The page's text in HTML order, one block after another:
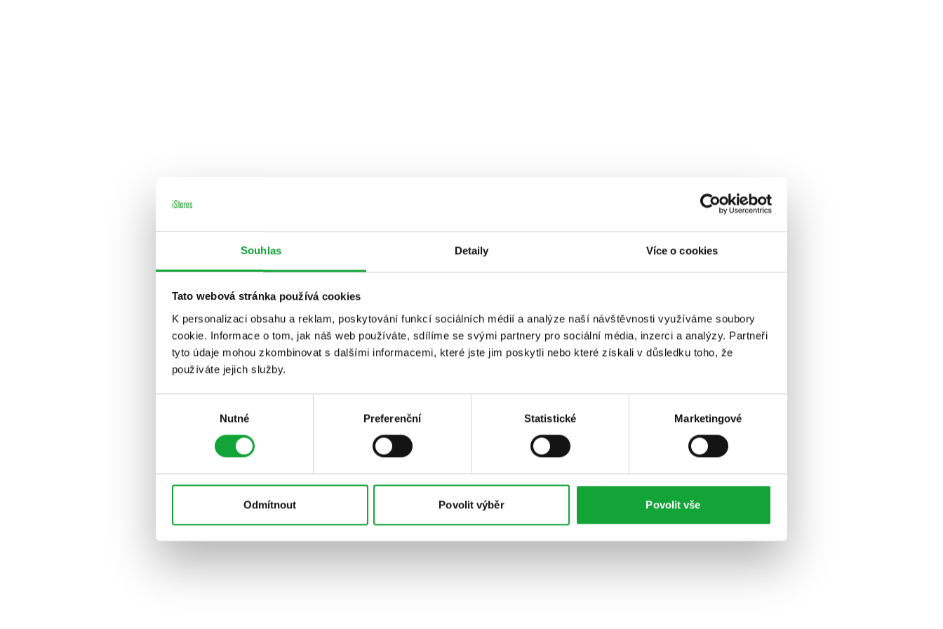
Souhlas Detaily Více o cookies
Tato webová stránka používá cookies
K personalizaci obsahu a reklam, poskytování funkcí sociálních médií a analýze naší návštěvnosti využíváme soubory
cookie. Informace o tom, jak náš web používáte, sdílíme se svými partnery pro sociální média, inzerci a analýzy. Partneři
tyto údaje mohou zkombinovat s dalšími informacemi, které jste jim poskytli nebo které získali v důsledku toho, že
používáte jejich služby.
Nutné Preferenční Statistické Marketingové
Odmítnout Povolit výběr Povolit vše